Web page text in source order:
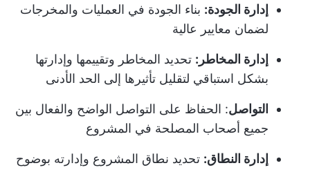
إدارة الجودة: بناء الجودة في العمليات والمخرجات
لضمان معايير عالية
إدارة المخاطر: تحديد المخاطر وتقييمها وإدارتها
بشكل استباقي لتقليل تأثيرها إلى الحد الأدنى
التواصل: الحفاظ على التواصل الواضح والفعال بين
جميع أصحاب المصلحة في المشروع
إدارة النطاق: تحديد نطاق المشروع وإدارته بوضوح